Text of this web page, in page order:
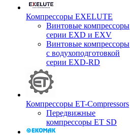
Компрессоры EXELUTE
Винтовые компрессоры
серии EXD и EXV
Винтовые компрессоры
с водухоподготовкой
серии EXD-RD
Компрессоры ET-Compressors
Передвижные
компрессоры ET SD